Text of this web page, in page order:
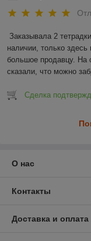
Заказывала 2
наличии, только
большое продавцу. На
сказали, что можно
Сделка
О нас
Контакты
Доставка и оплата